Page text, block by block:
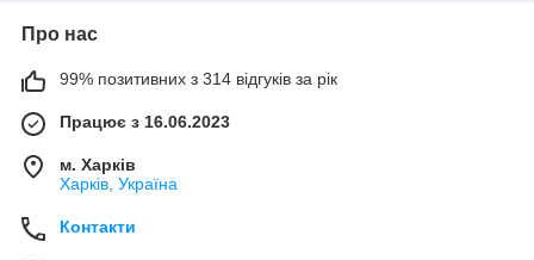
Про нас
99% позитивних з 314 відгуків за рік
Працює з 16.06.2023
м. Харків
Харків, Україна
Контакти